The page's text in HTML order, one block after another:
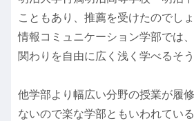
こともあり、推薦を受けたのでしょ
情報コミュニケーション学部では
関わりを自由に広く浅く学べるそう
他学部より幅広い分野の授業が履
ないので楽な学部ともいわれている